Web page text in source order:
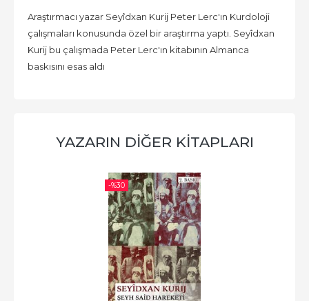
Araştırmacı yazar Seyîdxan Kurij Peter Lerc'ın Kurdoloji
çalışmaları konusunda özel bir araştırma yaptı. Seyîdxan
Kurij bu çalışmada Peter Lerc'ın kitabının Almanca
baskısını esas aldı
YAZARIN DİĞER KİTAPLARI
-%30